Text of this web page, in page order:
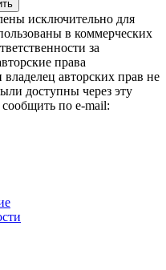
исключительно для
в коммерческих
за
права
авторских прав не
доступны через эту
по e-mail: